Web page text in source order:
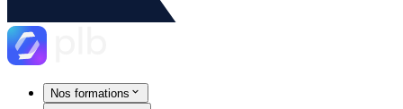
Nos formations